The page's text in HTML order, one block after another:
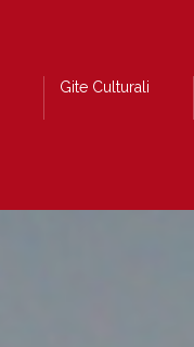
Gite Culturali